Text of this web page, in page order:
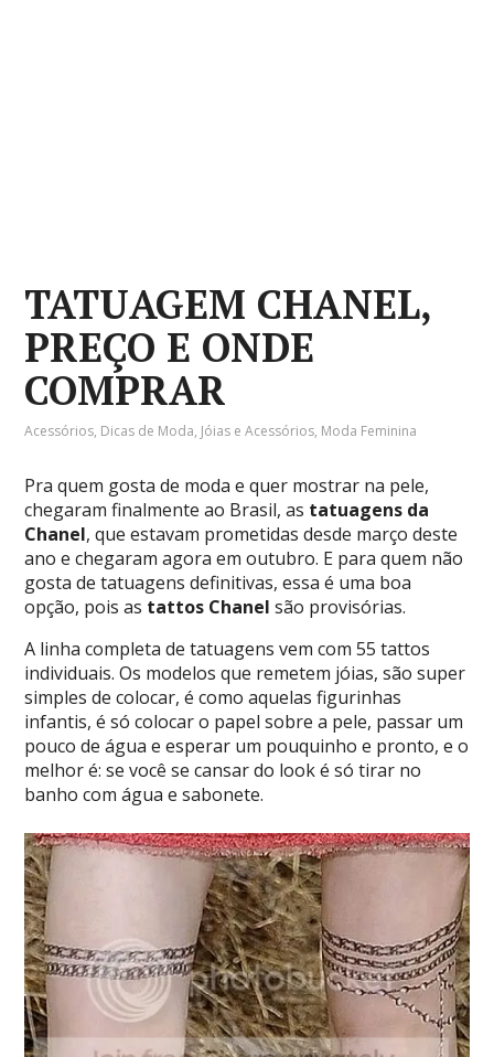
TATUAGEM CHANEL,
PREÇO E ONDE
COMPRAR
Acessórios, Dicas de Moda, Jóias e Acessórios, Moda Feminina
Pra quem gosta de moda e quer mostrar na pele,
chegaram finalmente ao Brasil, as tatuagens da
Chanel, que estavam prometidas desde março deste
ano e chegaram agora em outubro. E para quem não
gosta de tatuagens definitivas, essa é uma boa
opção, pois as tattos Chanel são provisórias.
A linha completa de tatuagens vem com 55 tattos
individuais. Os modelos que remetem jóias, são super
simples de colocar, é como aquelas figurinhas
infantis, é só colocar o papel sobre a pele, passar um
pouco de água e esperar um pouquinho e pronto, e o
melhor é: se você se cansar do look é só tirar no
banho com água e sabonete.